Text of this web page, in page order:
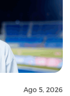
Ago 5, 2026